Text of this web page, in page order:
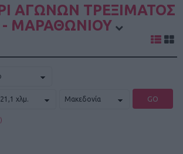
ΑΓΩΝΩΝ ΤΡΕΞΙΜΑΤΟΣ
ΜΑΡΑΘΩΝΙΟΥ
GO